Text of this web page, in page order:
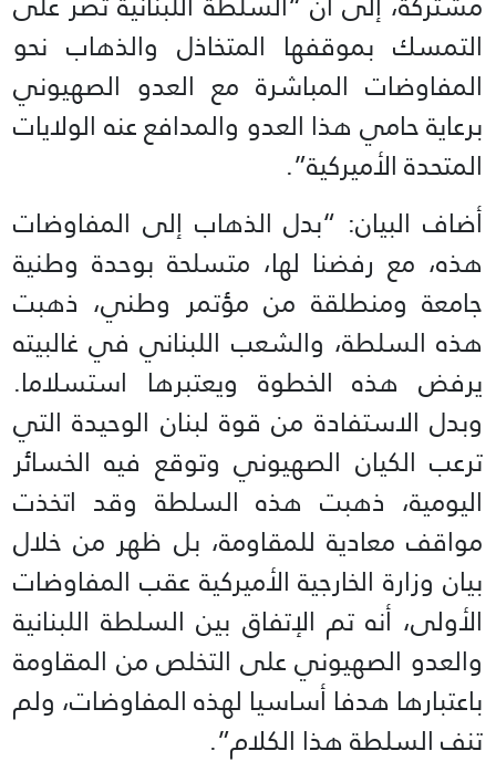
التمسك بموقفها المتخاذل والذهاب نحو
المفاوضات المباشرة مع العدو الصهيوني
برعاية حامي هذا العدو والمدافع عنه الولايات
المتحدة الأميركية”.
أضاف البيان: “بدل الذهاب إلى المفاوضات
هذه، مع رفضنا لها، متسلحة بوحدة وطنية
جامعة ومنطلقة من مؤتمر وطني، ذهبت
هذه السلطة، والشعب اللبناني في غالبيته
يرفض هذه الخطوة ويعتبرها استسلاما.
وبدل الاستفادة من قوة لبنان الوحيدة التي
ترعب الكيان الصهيوني وتوقع فيه الخسائر
اليومية، ذهبت هذه السلطة وقد اتخذت
مواقف معادية للمقاومة، بل ظهر من خلال
بيان وزارة الخارجية الأميركية عقب المفاوضات
الأولى، أنه تم الإتفاق بين السلطة اللبنانية
والعدو الصهيوني على التخلص من المقاومة
باعتبارها هدفا أساسيا لهذه المفاوضات، ولم
تنف السلطة هذا الكلام”.